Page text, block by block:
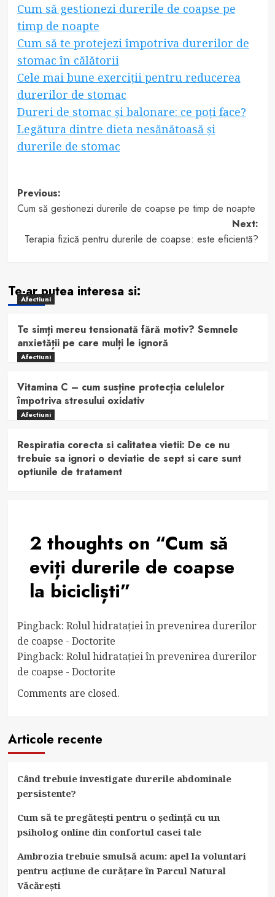
Cum să gestionezi durerile de coapse pe
timp de noapte
Cum să te protejezi împotriva durerilor de
stomac în călătorii
Cele mai bune exerciții pentru reducerea
durerilor de stomac
Dureri de stomac și balonare: ce poți face?
Legătura dintre dieta nesănătoasă și
durerile de stomac
Post
navigation
Previous:
Cum să gestionezi durerile de coapse pe timp de noapte
Next:
Terapia fizică pentru durerile de coapse: este eficientă?
Te-ar putea interesa si:
Afectiuni
Te simți mereu tensionată fără motiv? Semnele
anxietății pe care mulți le ignoră
Afectiuni
Vitamina C – cum susține protecția celulelor
împotriva stresului oxidativ
Afectiuni
Respiratia corecta si calitatea vietii: De ce nu
trebuie sa ignori o deviatie de sept si care sunt
optiunile de tratament
2 thoughts on “Cum să
eviți durerile de coapse
la bicicliști”
Pingback: Rolul hidratației în prevenirea durerilor
de coapse - Doctorite
Pingback: Rolul hidratației în prevenirea durerilor
de coapse - Doctorite
Comments are closed.
Articole recente
Când trebuie investigate durerile abdominale
persistente?
Cum să te pregătești pentru o ședință cu un
psiholog online din confortul casei tale
Ambrozia trebuie smulsă acum: apel la voluntari
pentru acțiune de curățare în Parcul Natural
Văcărești